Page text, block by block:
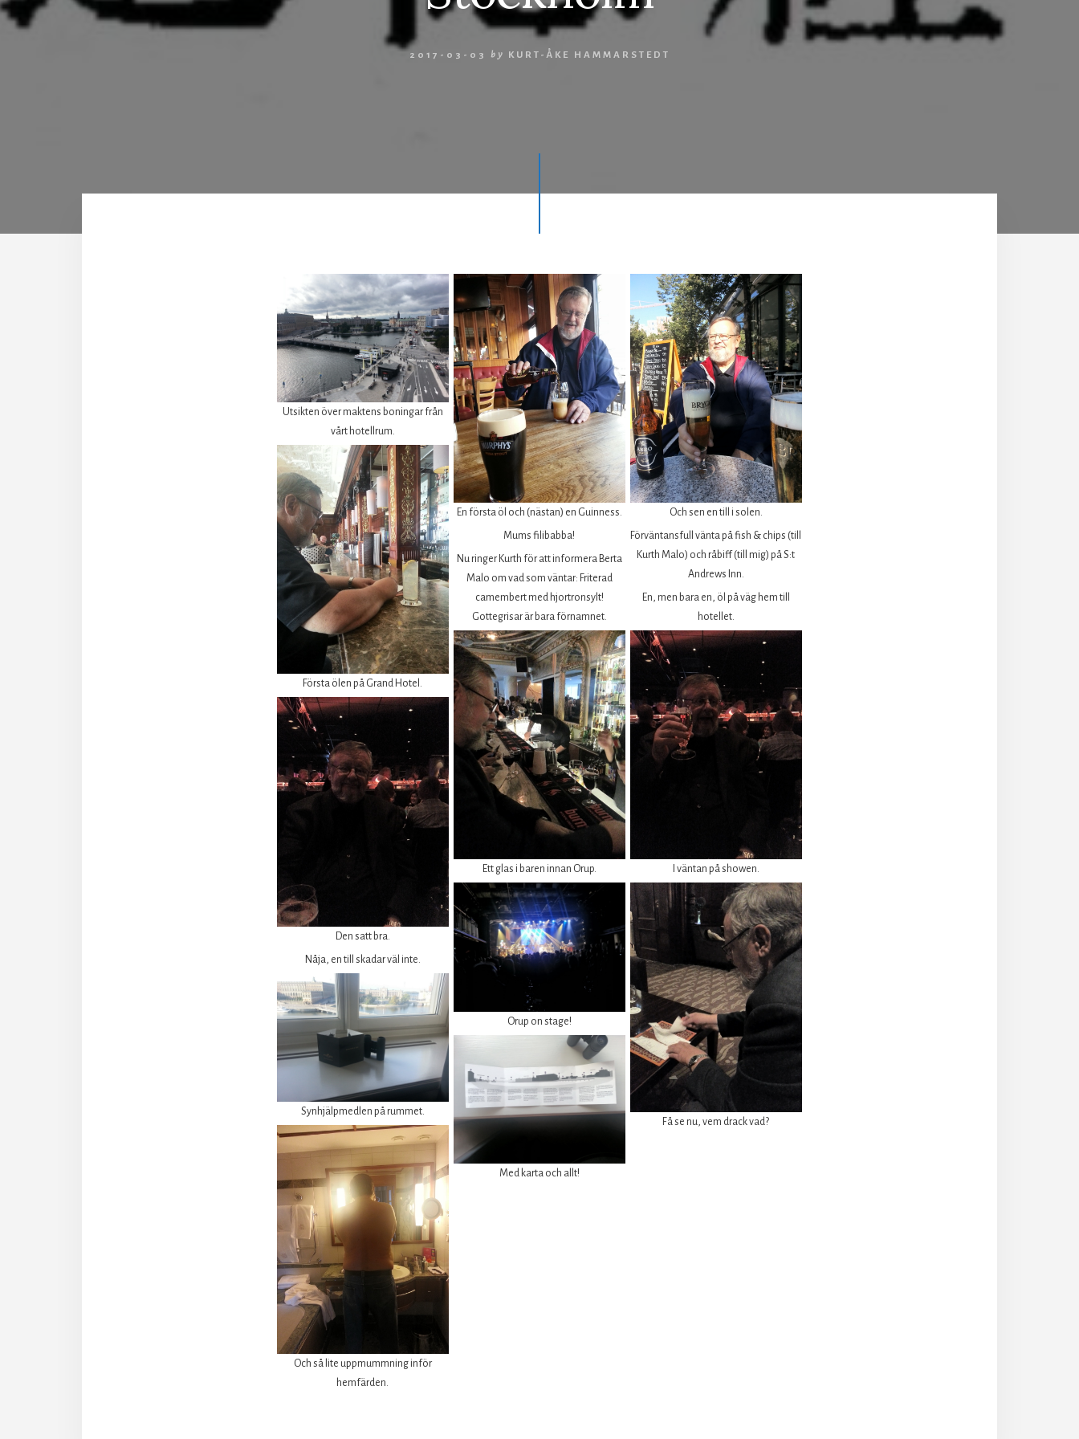
2017-03-03 by KURT-ÅKE HAMMARSTEDT
Utsikten över maktens boningar från
vårt hotellrum.
En första öl och (nästan) en Guinness. Och sen en till i solen.
Första ölen på Grand Hotel.
Mums filibabba!
Förväntansfull vänta på fish & chips (till
Kurth Malo) och råbiff (till mig) på S:t
Andrews Inn.
Nu ringer Kurth för att informera Berta
Malo om vad som väntar: Friterad
camembert med hjortronsylt!
Gottegrisar är bara förnamnet.
En, men bara en, öl på väg hem till
hotellet.
Ett glas i baren innan Orup. I väntan på showen.
Den satt bra.
Orup on stage!
Få se nu, vem drack vad?
Nåja, en till skadar väl inte.
Synhjälpmedlen på rummet.
Med karta och allt!
Och så lite uppmummning inför
hemfärden.